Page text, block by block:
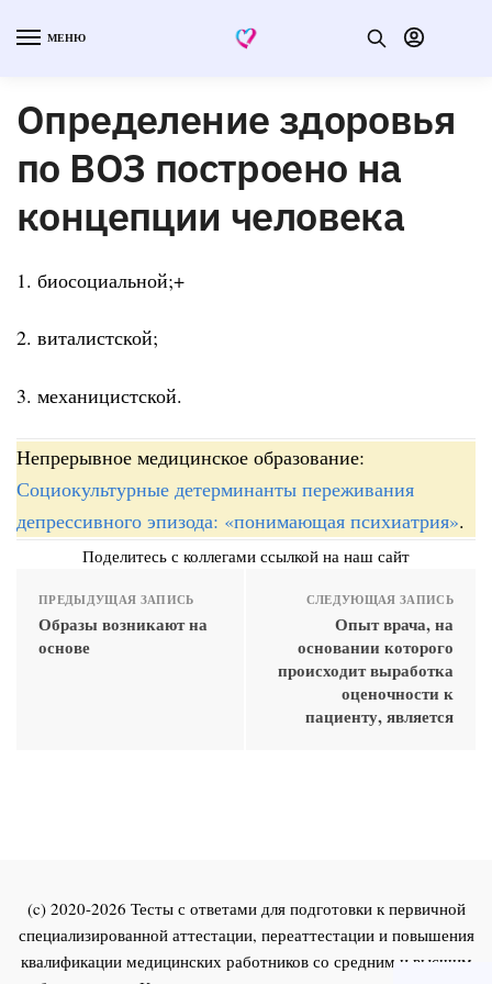
МЕНЮ
Определение здоровья
по ВОЗ построено на
концепции человека
1. биосоциальной;+
2. виталистской;
3. механицистской.
Непрерывное медицинское образование:
Социокультурные детерминанты переживания
депрессивного эпизода: «понимающая психиатрия».
Поделитесь с коллегами ссылкой на наш сайт
ПРЕДЫДУЩАЯ ЗАПИСЬ
Образы возникают на
основе
СЛЕДУЮЩАЯ ЗАПИСЬ
Опыт врача, на
основании которого
происходит выработка
оценочности к
пациенту, является
(c) 2020-2026 Тесты с ответами для подготовки к первичной
специализированной аттестации, переаттестации и повышения
квалификации медицинских работников со средним и высшим